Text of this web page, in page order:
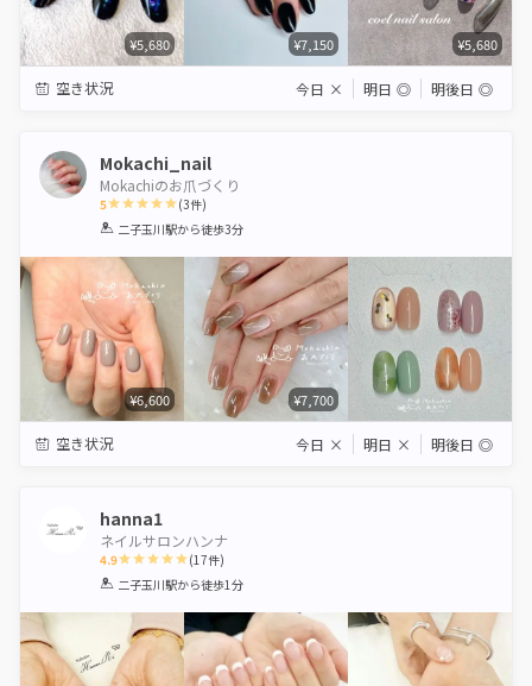
¥5,680 ¥7,150 ¥5,680
空き状況 今日 × 明日 ◎ 明後日 ◎
Mokachi_nail
Mokachiのお爪づくり
5
1 2 3 4 5
(3件)
二子玉川駅から徒歩3分
¥6,600 ¥7,700
空き状況 今日 × 明日 × 明後日 ◎
hanna1
ネイルサロンハンナ
4.9
1 2 3 4 5
(17件)
二子玉川駅から徒歩1分